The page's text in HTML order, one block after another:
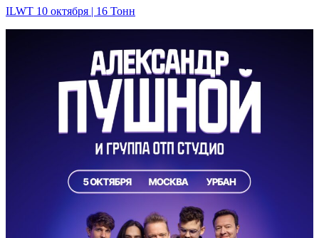
ILWT 10 октября | 16 Тонн